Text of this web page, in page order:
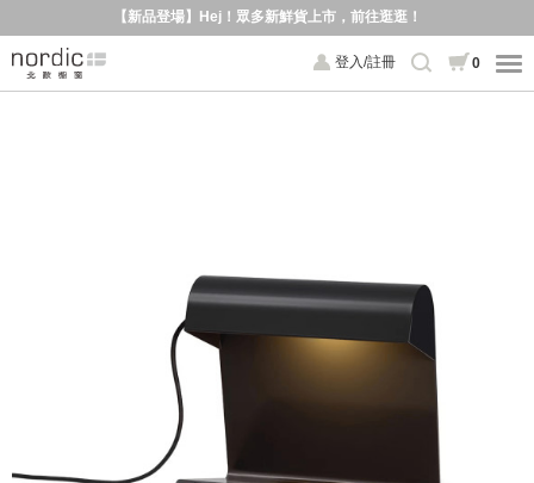
【新品登場】Hej！眾多新鮮貨上市，前往逛逛！
登入/註冊 0